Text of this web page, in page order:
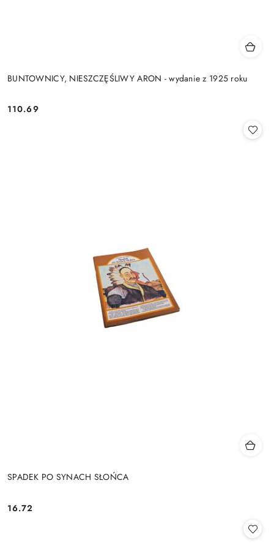
BUNTOWNICY, NIESZCZĘŚLIWY ARON - wydanie z 1925 roku
Cena:
110.69
SPADEK PO SYNACH SŁOŃCA
Cena:
16.72